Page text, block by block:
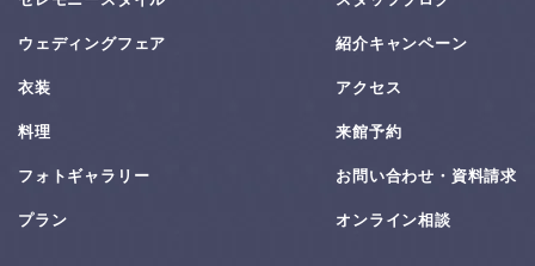
ウェディングフェア
衣装
料理
フォトギャラリー
プラン
紹介キャンペーン
アクセス
来館予約
お問い合わせ・資料請求
オンライン相談